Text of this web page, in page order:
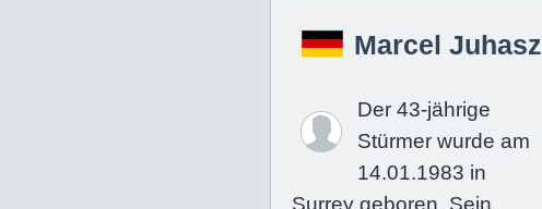
Marcel Juhasz
Der 43-jährige
Stürmer wurde am
14.01.1983 in
Surrey geboren. Sein